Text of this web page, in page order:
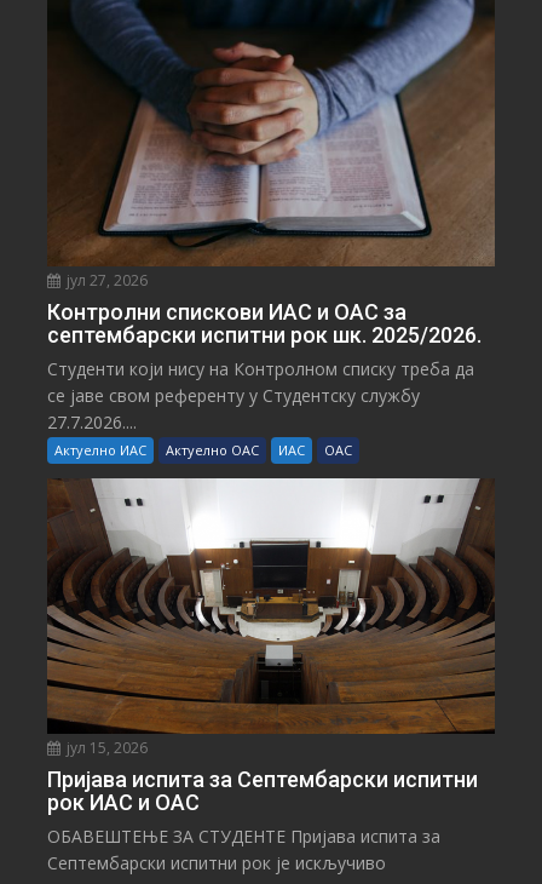
јул 27, 2026
Контролни спискови ИАС и ОАС за
септембарски испитни рок шк. 2025/2026.
Студенти који нису на Контролном списку треба да
се јаве свом референту у Студентску службу
27.7.2026....
Актуелно ИАС Актуелно ОАС ИАС ОАС
јул 15, 2026
Пријава испита за Септембарски испитни
рок ИАС и ОАС
ОБАВЕШТЕЊЕ ЗА СТУДЕНТЕ Пријава испита за
Септембарски испитни рок је искључиво